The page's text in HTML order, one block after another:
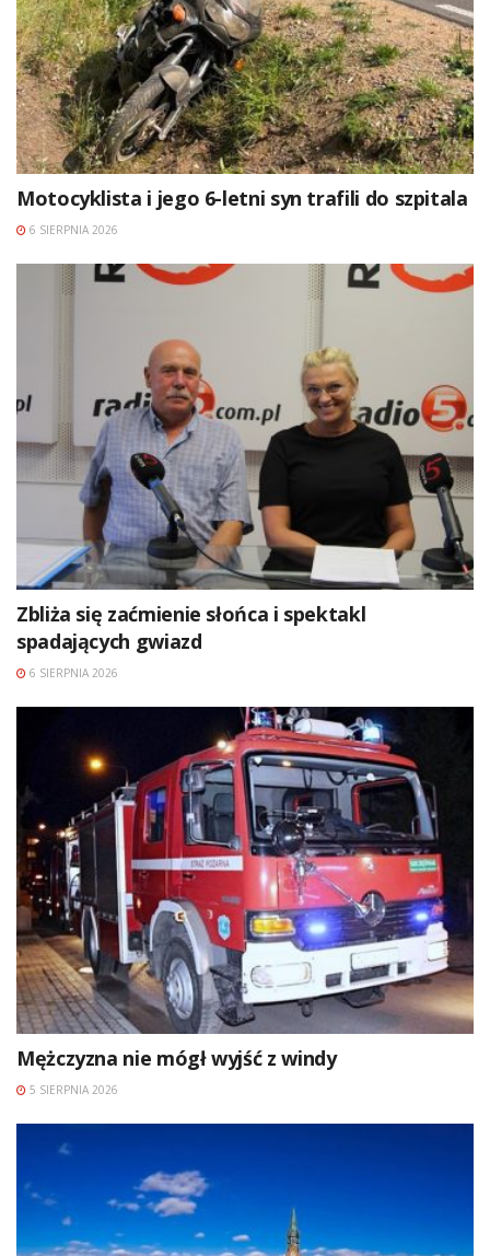
Motocyklista i jego 6-letni syn trafili do szpitala
6 SIERPNIA 2026
Zbliża się zaćmienie słońca i spektakl
spadających gwiazd
6 SIERPNIA 2026
Mężczyzna nie mógł wyjść z windy
5 SIERPNIA 2026